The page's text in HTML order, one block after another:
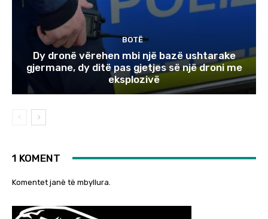
BOTË
Dy dronë vërehen mbi një bazë ushtarake
gjermane, dy ditë pas gjetjes së një droni me
eksplozivë
1 KOMENT
Komentet janë të mbyllura.